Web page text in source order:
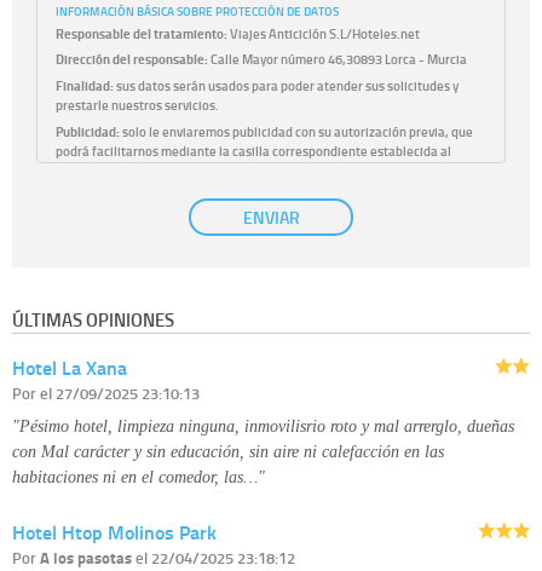
INFORMACIÓN BÁSICA SOBRE PROTECCIÓN DE DATOS
Responsable del tratamiento:Viajes Anticiclón S.L/Hoteles.net
Dirección del responsable:Calle Mayor número 46,30893 Lorca - Murcia
Finalidad:sus datos serán usados para poder atender sus solicitudes y
prestarle nuestros servicios.
Publicidad:solo le enviaremos publicidad con su autorización previa, que
podrá facilitarnos mediante la casilla correspondiente establecida al
efecto.
únicamente trataremos sus datos con su consentimiento
previo, que podrá facilitarnos mediante la casilla correspondiente
Derechos:tiene derecho a saber qué información tenemos sobre usted,
disponible en nuestra página web.
Información complementaria:
ENVIAR
ÚLTIMAS OPINIONES
Hotel La Xana
Porel 27/09/2025 23:10:13
"Pésimo hotel, limpieza ninguna, inmovilisrio roto y mal arrerglo, dueñas
con Mal carácter y sin educación, sin aire ni calefacción en las
habitaciones ni en el comedor, las…"
Hotel Htop Molinos Park
PorA los pasotasel 22/04/2025 23:18:12